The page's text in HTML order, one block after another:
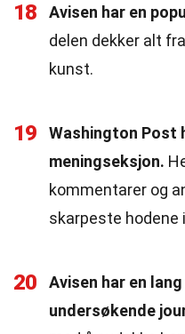
18 Avisen har en
delen dekker alt
kunst.
19
Washington Post
meningseksjon.
kommentarer og
skarpeste hodene
20
Avisen har en
undersøkende